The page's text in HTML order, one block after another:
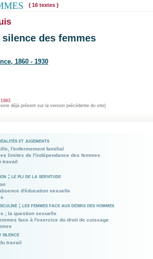
{ 16 textes }
des femmes
1860 - 1930
déjà présent sur la version précédente du site)
et jugements
l'enfermement familial
limites de l'indépendance des femmes
travail
; le pli de la servitude
d'éducation sexuelle
; les femmes face aux désirs des hommes
; la question sexuelle
face à l'exercice du droit de cuissage
silence
travail